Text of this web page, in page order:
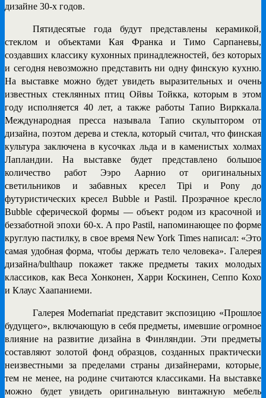
дизайне 30-х годов.
Пятидесятые года будут представлены керамикой,
стеклом и объектами Кая Франка и Тимо Сарпаневы,
создавших классику кухонных принадлежностей, без которых
и сегодня невозможно представить ни одну финскую кухню.
На выставке можно будет увидеть выразительных и очень
известных стеклянных птиц Ойвы Тойкка, которым в этом
году исполняется 40 лет, а также работы Тапио Вирккала.
Международная пресса называла Тапио скульптором от
дизайна, поэтом дерева и стекла, который считал, что финская
культура заключена в кусочках льда и в каменистых холмах
Лапландии. На выставке будет представлено большое
количество работ Ээро Аарнио от оригинальных
светильников и забавных кресел Tipi и Pony до
футуристических кресел Bubble и Pastil. Прозрачное кресло
Bubble сферической формы — объект родом из красочной и
беззаботной эпохи 60-х. А про Pastil, напоминающее по форме
круглую пастилку, в свое время New York Times написал: «Это
самая удобная форма, чтобы держать тело человека». Галерея
дизайна/bulthaup покажет также предметы таких молодых
классиков, как Веса Хонконен, Харри Коскинен, Сеппо Кохо
и Клаус Хаапаниеми.
Галерея Modernariatпредставит экспозицию «Прошлое
будущего», включающую в себя предметы, имевшие огромное
влияние на развитие дизайна в Финляндии. Эти предметы
составляют золотой фонд образцов, созданных практически
неизвестными за пределами страны дизайнерами, которые,
тем не менее, на родине считаются классиками. На выставке
можно будет увидеть оригинальную винтажную мебель